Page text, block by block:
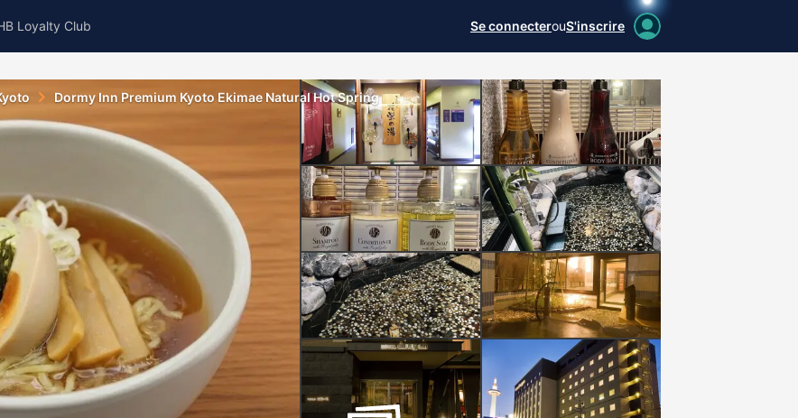
Loyalty Club Se connecterouS'inscrire
Dormy Inn Premium Kyoto Ekimae Natural Hot Spring